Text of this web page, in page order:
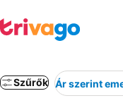
Szűrők Ár szerint